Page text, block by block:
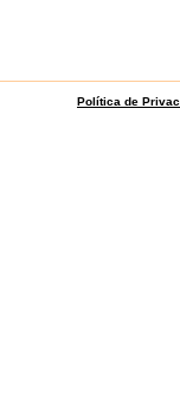
Política de